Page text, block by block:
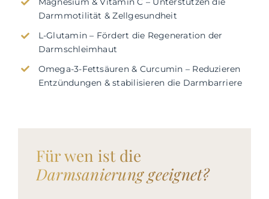
Darmmotilität & Zellgesundheit
L-Glutamin – Fördert die Regeneration der
Darmschleimhaut
Omega-3-Fettsäuren & Curcumin – Reduzieren
Entzündungen & stabilisieren die Darmbarriere
Für wen ist die
Darmsanierung geeignet?